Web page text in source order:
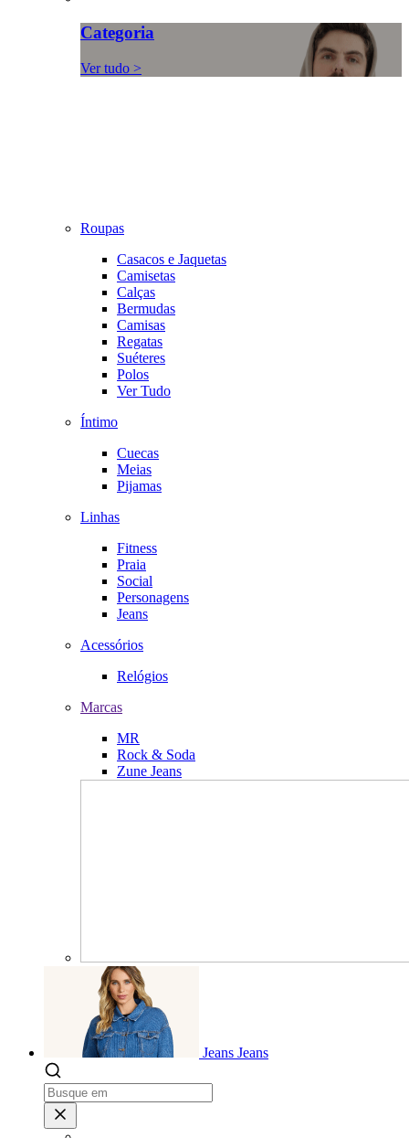
Categoria
Ver tudo >
Roupas
Casacos e Jaquetas
Camisetas
Calças
Bermudas
Camisas
Regatas
Suéteres
Polos
Ver Tudo
Íntimo
Cuecas
Meias
Pijamas
Linhas
Fitness
Praia
Social
Personagens
Jeans
Acessórios
Relógios
Marcas
MR
Rock & Soda
Zune Jeans
Jeans Jeans